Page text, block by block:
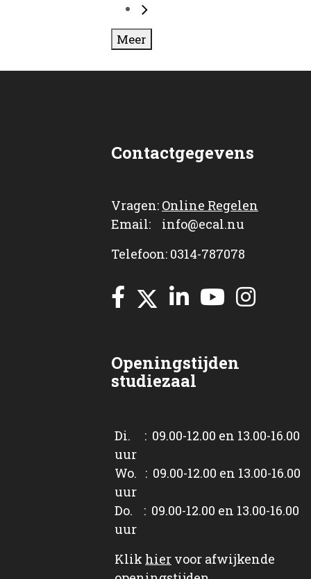
Meer
Contactgegevens
Vragen: Online Regelen
Email: info@ecal.nu
Telefoon: 0314-787078
Openingstijden
studiezaal
Di. : 09.00-12.00 en 13.00-16.00
uur
Wo. : 09.00-12.00 en 13.00-16.00
uur
Do. : 09.00-12.00 en 13.00-16.00
uur
Klik hier voor afwijkende